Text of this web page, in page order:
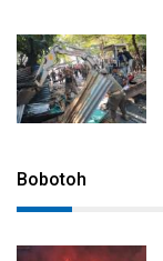
Bobotoh